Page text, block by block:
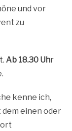
und vor
zu
Ab 18.30 Uhr
ken­ne ich,
dem einen oder